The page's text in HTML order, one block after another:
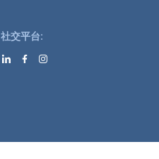
社交平台: